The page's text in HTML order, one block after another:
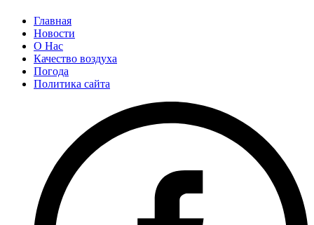
Главная
Новости
О Нас
Качество воздуха
Погода
Политика сайта